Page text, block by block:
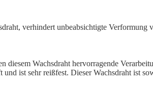
verhindert unbeabsichtigte
diesem Wachsdraht hervorragende
ist sehr reißfest. Dieser Wachsdraht ist